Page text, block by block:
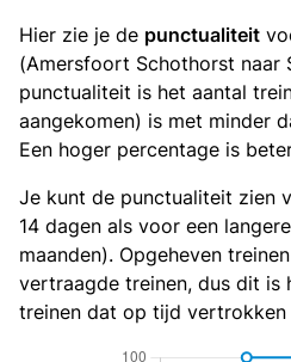
Hier zie je de punctualiteit
(Amersfoort Schothorst naar
punctualiteit is het aantal
aangekomen) is met minder
Een hoger percentage is
Je kunt de punctualiteit zien
14 dagen als voor een
maanden). Opgeheven
vertraagde treinen, dus dit is
treinen dat op tijd vertrokken